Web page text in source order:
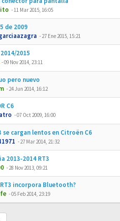
-11 Mar 2015, 16:05
de 2009
-27 Ene 2015, 15:21
2015
-09 Nov 2014, 23:11
pero nuevo
-24 Jun 2014, 16:12
C6
-07 Oct 2009, 16:00
se cargan lentos en Citroën C6
-27 Mar 2014, 21:32
2013-2014 RT3
-28 Nov 2013, 09:21
incorpora Bluetooth?
-05 Feb 2014, 23:19